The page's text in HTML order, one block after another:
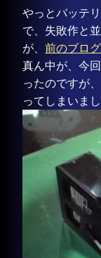
やっとバッテ
で、失敗作と
が、前のブロ
真ん中が、今
ったのですが
ってしまいま